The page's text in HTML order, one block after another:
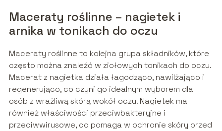
Maceraty roślinne – nagietek i
arnika w tonikach do oczu
Maceraty roślinne to kolejna grupa składników, które
często można znaleźć w ziołowych tonikach do oczu.
Macerat z nagietka działa łagodząco, nawilżająco i
regenerująco, co czyni go idealnym wyborem dla
osób z wrażliwą skórą wokół oczu. Nagietek ma
również właściwości przeciwbakteryjne i
przeciwwirusowe, co pomaga w ochronie skóry przed